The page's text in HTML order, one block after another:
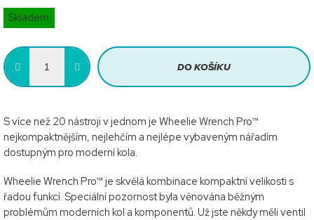
Měrná
cena:
Skladem
DO KOŠÍKU
S více než 20 nástroji v jednom je Wheelie Wrench Pro™
nejkompaktnějším, nejlehčím a nejlépe vybaveným nářadím
dostupným pro moderní kola.
Wheelie Wrench Pro™ je skvělá kombinace kompaktní velikosti s
řadou funkcí. Speciální pozornost byla věnována běžným
problémům moderních kol a komponentů. Už jste někdy měli ventil